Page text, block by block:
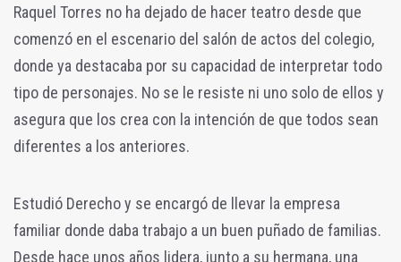
Raquel Torres no ha dejado de hacer teatro desde que
comenzó en el escenario del salón de actos del colegio,
donde ya destacaba por su capacidad de interpretar todo
tipo de personajes. No se le resiste ni uno solo de ellos y
asegura que los crea con la intención de que todos sean
diferentes a los anteriores.
Estudió Derecho y se encargó de llevar la empresa
familiar donde daba trabajo a un buen puñado de familias.
Desde hace unos años lidera, junto a su hermana, una